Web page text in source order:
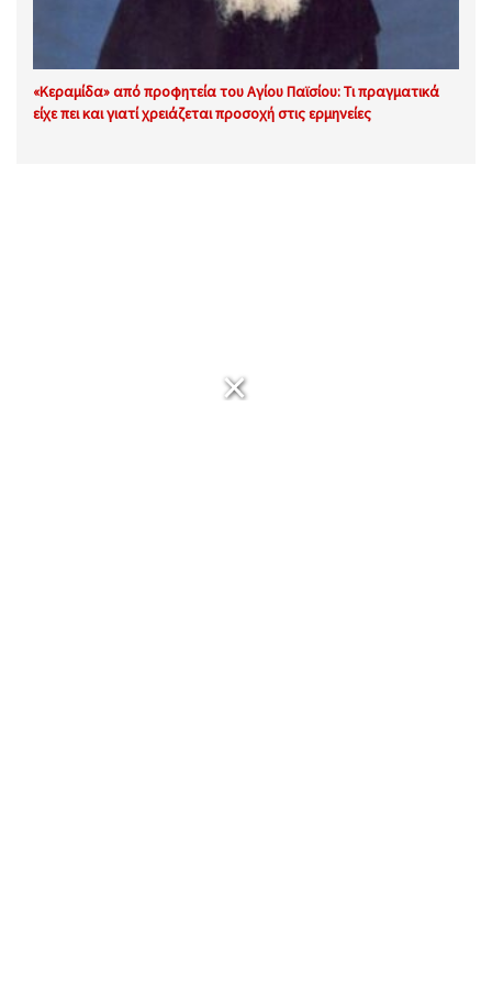
«Κεραμίδα» από προφητεία του Αγίου Παϊσίου: Τι πραγματικά
είχε πει και γιατί χρειάζεται προσοχή στις ερμηνείες